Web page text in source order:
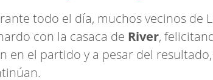
todo el día, muchos vecinos de
con la casaca de River,
en el partido y a pesar del